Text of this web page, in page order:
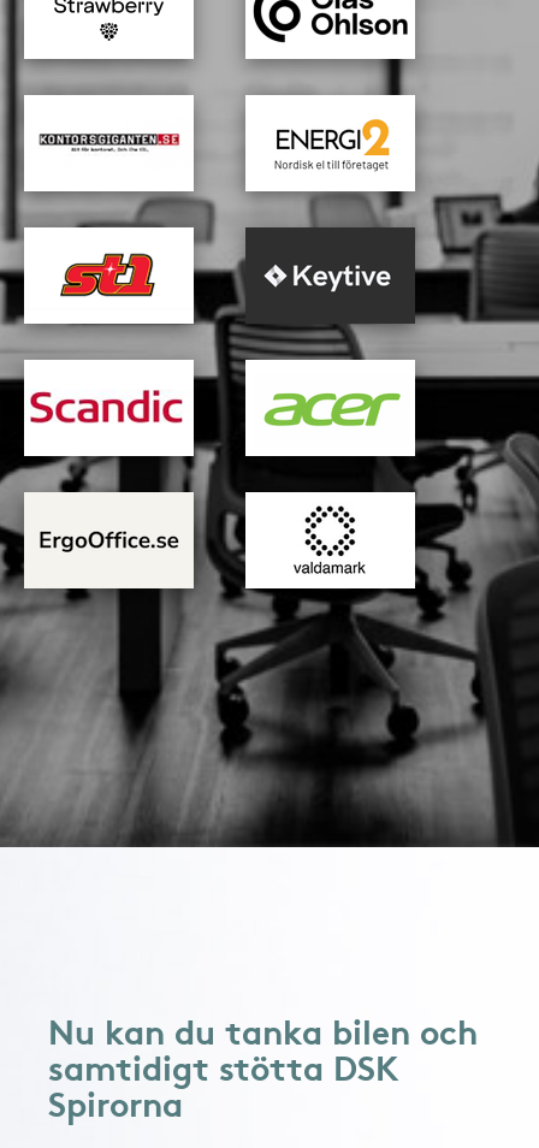
Nu kan du tanka bilen och
samtidigt stötta DSK
Spirorna